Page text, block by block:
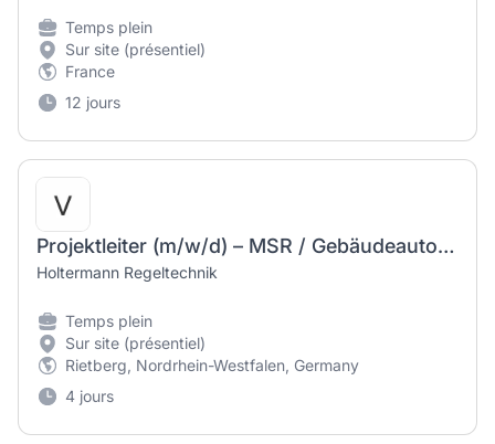
Temps plein
Sur site (présentiel)
France
12 jours
Projektleiter (m/w/d) – MSR / Gebäudeautomation
Holtermann Regeltechnik
Temps plein
Sur site (présentiel)
Rietberg, Nordrhein-Westfalen, Germany
4 jours